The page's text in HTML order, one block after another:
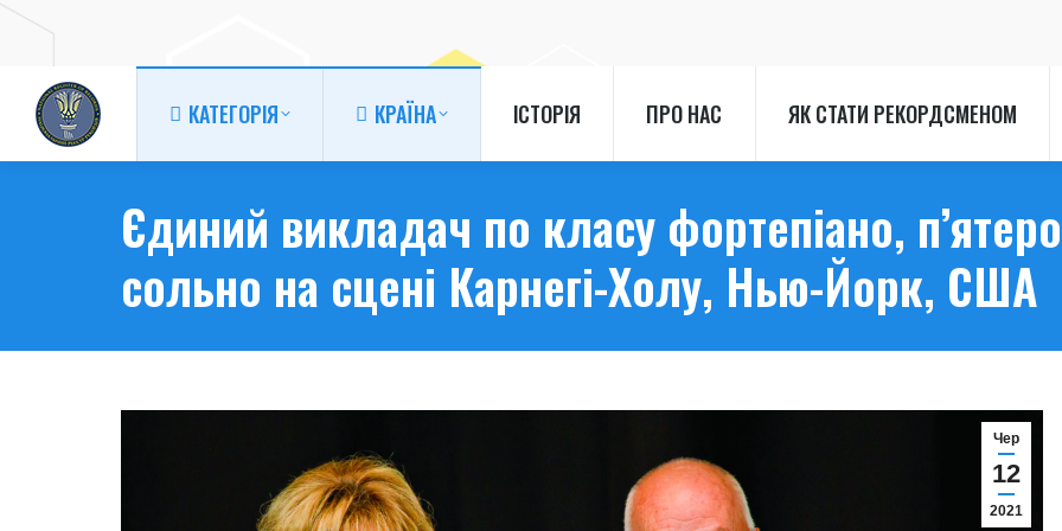
КАТЕГОРІЯ КРАЇНА ІСТОРІЯ ПРО НАС ЯК СТАТИ РЕКОРДСМЕНОМ
Єдиний викладач по класу фортепіано,
сольно на сцені Карнегі-Холу, Нью-Йорк, США
Чер
12
2021